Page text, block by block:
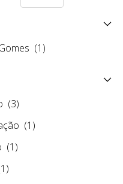
(1)
(3)
(1)
(1)